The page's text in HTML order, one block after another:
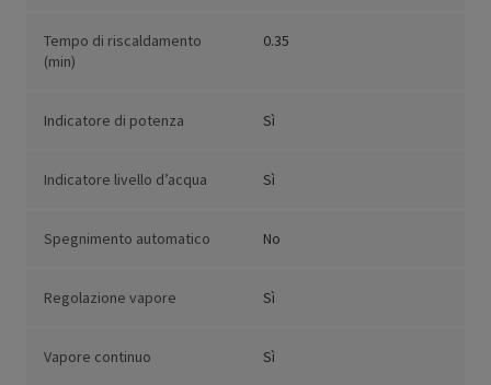
Tempo di riscaldamento
(min)
0.35
Indicatore di potenza Sì
Indicatore livello d’acqua Sì
Spegnimento automatico No
Regolazione vapore Sì
Vapore continuo Sì